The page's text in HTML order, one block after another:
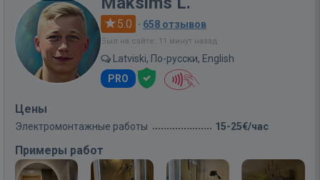
5.0 · 658 отзывов
Был на сайте: 11 минут назад
Latviski, По-русски, English
PRO
Цены
Электромонтажные работы 15-25€/час
Примеры работ